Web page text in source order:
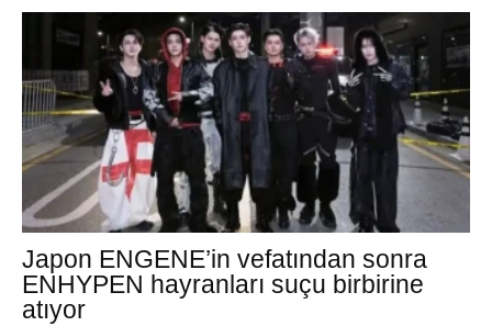
Japon ENGENE’in vefatından sonra
ENHYPEN hayranları suçu birbirine
atıyor